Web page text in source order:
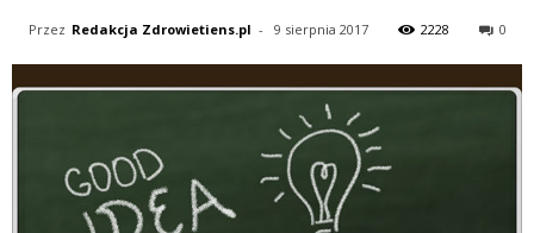
Przez Redakcja Zdrowietiens.pl - 9 sierpnia 2017 2228 0